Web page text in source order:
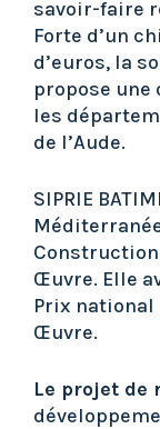
savoir-faire
Forte d’un
d’euros, la
propose
les
de l’Aude.
SIPRIE
Construction
Œuvre. Elle
Prix national
Œuvre.
Le projet de